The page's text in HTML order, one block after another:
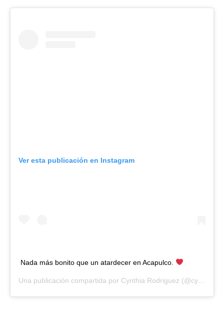
Ver esta publicación en Instagram
Nada más bonito que un atardecer en Acapulco.
Una publicación compartida por Cynthia Rodriguez (@cynoficial) el